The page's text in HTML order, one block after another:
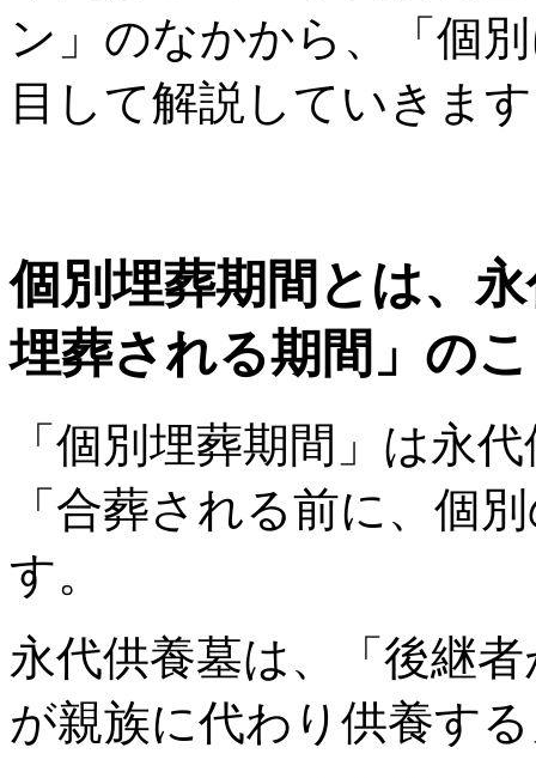
ン」のなかから、「個
目して解説していきま
個別埋葬期間とは、
埋葬される期間」の
「個別埋葬期間」は永
「合葬される前に、個
す。
永代供養墓は、「後継
が親族に代わり供養す